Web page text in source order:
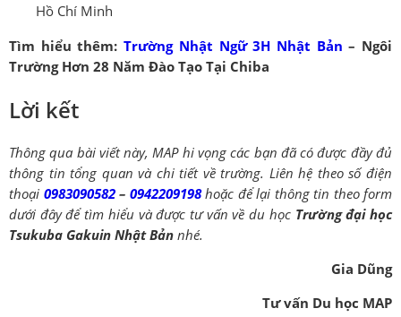
Hồ Chí Minh
Tìm hiểu thêm:Trường Nhật Ngữ 3H Nhật Bản – Ngôi
Trường Hơn 28 Năm Đào Tạo Tại Chiba
Lời kết
Thông qua bài viết này, MAP hi vọng các bạn đã có được đầy đủ
thông tin tổng quan và chi tiết về trường. Liên hệ theo số điện
thoại 0983090582– 0942209198hoặc để lại thông tin theo form
dưới đây để tìm hiểu và được tư vấn về du học Trường đại học
Tsukuba Gakuin Nhật Bản nhé.
Gia Dũng
Tư vấn Du học MAP